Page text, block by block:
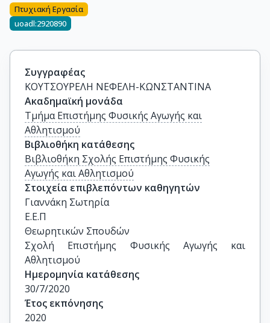
Πτυχιακή Εργασία
uoadl:2920890
Συγγραφέας
ΚΟΥΤΣΟΥΡΕΛΗ ΝΕΦΕΛΗ-ΚΩΝΣΤΑΝΤΙΝΑ
Ακαδημαϊκή μονάδα
Τμήμα Επιστήμης Φυσικής Αγωγής και
Αθλητισμού
Βιβλιοθήκη κατάθεσης
Βιβλιοθήκη Σχολής Επιστήμης Φυσικής
Αγωγής και Αθλητισμού
Στοιχεία επιβλεπόντων καθηγητών
Γιαννάκη Σωτηρία
Ε.Ε.Π
Θεωρητικών Σπουδών
Σχολή Επιστήμης Φυσικής Αγωγής και
Αθλητισμού
Ημερομηνία κατάθεσης
30/7/2020
Έτος εκπόνησης
2020